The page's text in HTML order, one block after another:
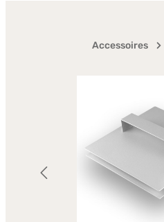
Accessoires